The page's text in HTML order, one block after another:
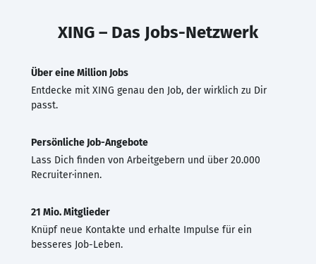
XING – Das Jobs-Netzwerk
Über eine Million Jobs
Entdecke mit XING genau den Job, der wirklich zu Dir
passt.
Persönliche Job-Angebote
Lass Dich finden von Arbeitgebern und über 20.000
Recruiter·innen.
21 Mio. Mitglieder
Knüpf neue Kontakte und erhalte Impulse für ein
besseres Job-Leben.